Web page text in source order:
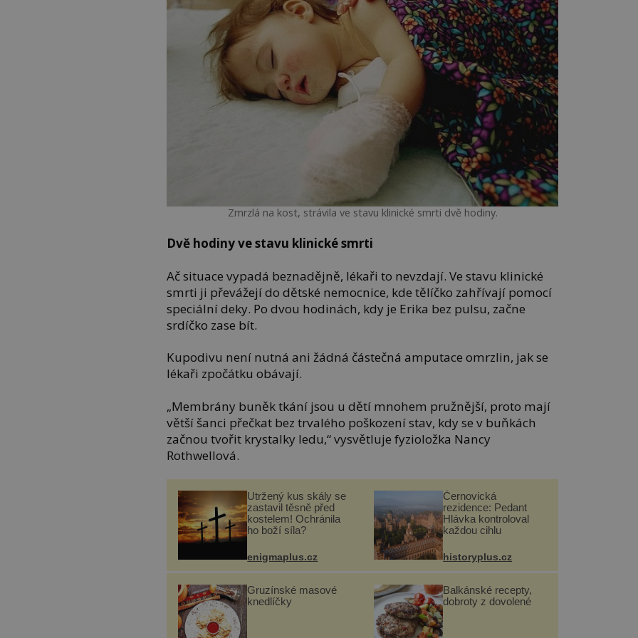
Zmrzlá na kost, strávila ve stavu klinické smrti dvě hodiny.
Dvě hodiny ve stavu klinické smrti
Ač situace vypadá beznadějně, lékaři to nevzdají. Ve stavu klinické
smrti ji převážejí do dětské nemocnice, kde tělíčko zahřívají pomocí
speciální deky. Po dvou hodinách, kdy je Erika bez pulsu, začne
srdíčko zase bít.
Kupodivu není nutná ani žádná částečná amputace omrzlin, jak se
lékaři zpočátku obávají.
„Membrány buněk tkání jsou u dětí mnohem pružnější, proto mají
větší šanci přečkat bez trvalého poškození stav, kdy se v buňkách
začnou tvořit krystalky ledu,“ vysvětluje fyzioložka Nancy
Rothwellová.
Utržený kus skály se
zastavil těsně před
kostelem! Ochránila
ho boží síla?
enigmaplus.cz
Černovická
rezidence: Pedant
Hlávka kontroloval
každou cihlu
historyplus.cz
Gruzínské masové
knedlíčky
Balkánské recepty,
dobroty z dovolené